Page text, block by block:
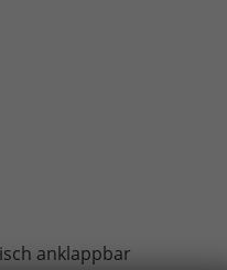
anklappbar